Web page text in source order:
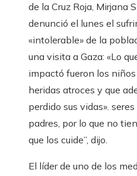
de la Cruz Roja, Mirjana
denunció el lunes el
«intolerable» de la
una visita a Gaza: «Lo
impactó fueron los
heridas atroces y que
perdido sus vidas». seres
padres, por lo que no
que los cuide”, dijo.
El líder de uno de los